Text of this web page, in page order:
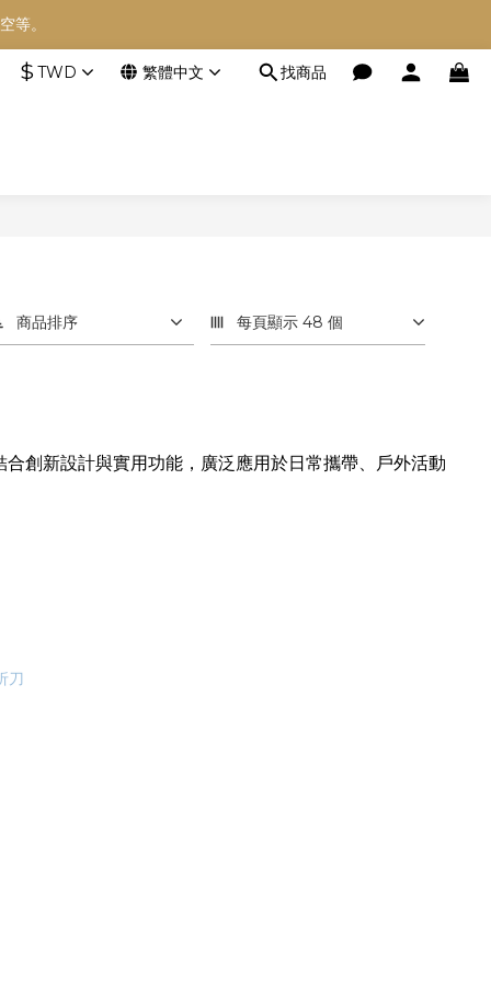
等。
等。
等。
$ TWD 繁體中文 找商品
商品排序 每頁顯示 48 個
創新設計與實用功能，廣泛應用於日常攜帶、戶外活動